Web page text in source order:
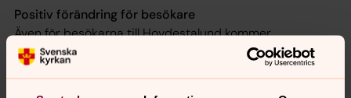
Positiv förändring för besökare
Även för besökarna till Hovdestalund kommer
förändringen att vara positiv. Bland annat ingår en ny
expedition med större möjligheter att ta emot besökare